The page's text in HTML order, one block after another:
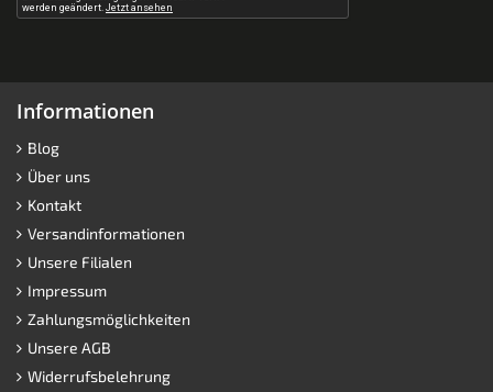
Informationen
Blog
Über uns
Kontakt
Versandinformationen
Unsere Filialen
Impressum
Zahlungsmöglichkeiten
Unsere AGB
Widerrufsbelehrung